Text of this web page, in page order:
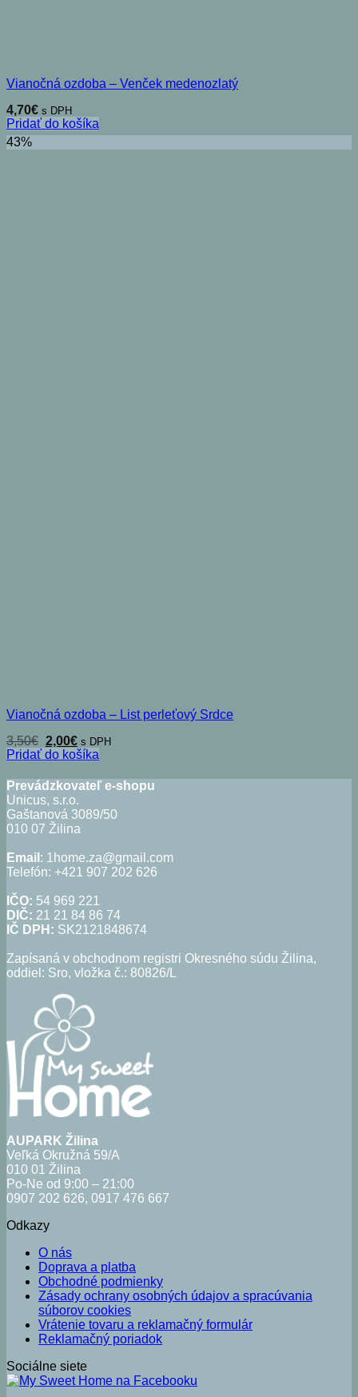
Vianočná ozdoba – Venček medenozlatý
4,70€ s DPH
Pridať do košíka
43%
Vianočná ozdoba – List perleťový Srdce
3,50€ Pôvodná
cena
bola:
3,50€.
2,00€Aktuálna
cena
je:
2,00€.
s DPH
Pridať do košíka
Prevádzkovateľ e-shopu
Unicus, s.r.o.
Gaštanová 3089/50
010 07 Žilina
Email : 1home.za@gmail.com
Telefón: +421 907 202 626
IČO: 54 969 221
DIČ: 21 21 84 86 74
IČ DPH: SK2121848674
Zapísaná v obchodnom registri Okresného súdu Žilina,
oddiel: Sro, vložka č.: 80826/L
AUPARK Žilina
Veľká Okružná 59/A
010 01 Žilina
Po-Ne od 9:00 – 21:00
0907 202 626, 0917 476 667
Odkazy
O nás
Doprava a platba
Obchodné podmienky
Zásady ochrany osobných údajov a spracúvania
súborov cookies
Vrátenie tovaru a reklamačný formulár
Reklamačný poriadok
Sociálne siete